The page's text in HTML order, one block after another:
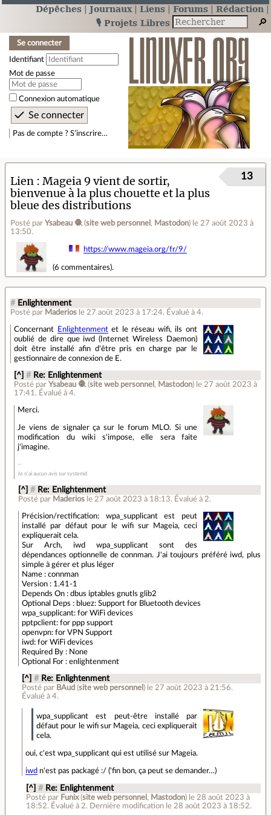
Dépêches Journaux Liens Forums
Rédaction
🎙️ Projets Libres
Se connecter
Identifiant
Mot de passe
Connexion automatique
Pas de compte ? S’inscrire…
Lien
Mageia 9 vient de sortir,
bienvenue à la plus chouette et la plus
bleue des distributions
Posté par Ysabeau 🧶 (site web personnel , Mastodon) le 27 août 2023 à
13:50.
13
https://www.mageia.org/fr/9/
(6 commentaires).
# Enlightenment
Posté par Maderios le 27 août 2023 à 17:24. Évalué à 4.
Concernant Enlightenmentet le réseau wifi, ils ont
oublié de dire que iwd (Internet Wireless Daemon)
doit être installé afin d'être pris en charge par le
gestionnaire de connexion de E.
[^] # Re: Enlightenment
Posté par Ysabeau 🧶 (site web personnel , Mastodon) le 27 août 2023 à
17:41 . Évalué à4.
Merci.
Je viens de signaler ça sur le forum MLO. Si une
modification du wiki s'impose, elle sera faite
j'imagine.
Je n’ai aucun avis sur systemd
[^] # Re: Enlightenment
Posté par Maderios le 27 août 2023 à 18:13. Évalué à 2.
Précision/rectification: wpa_supplicant est peut
installé par défaut pour le wifi sur Mageia, ceci
expliquerait cela.
Sur Arch, iwd wpa_supplicant sont des
dépendances optionnelle de connman. J'ai toujours préféré iwd, plus
simple à gérer et plus léger
Name : connman
Version : 1.41-1
Depends On : dbus iptables gnutls glib2
Optional Deps : bluez: Support for Bluetooth devices
wpa_supplicant: for WiFi devices
pptpclient: for ppp support
openvpn: for VPN Support
iwd: for WiFi devices
Required By : None
Optional For : enlightenment
[^] # Re: Enlightenment
Posté par BAud (site web personnel ) le 27 août 2023 à 21:56.
Évalué à4.
wpa_supplicant est peut-être installé par
défaut pour le wifi sur Mageia, ceci expliquerait
cela.
oui, c'est wpa_supplicant qui est utilisé sur Mageia.
iwd n'est pas packagé :/ ('fin bon, ça peut se demander…)
[^] # Re: Enlightenment
Posté par Funix(site web personnel , Mastodon) le 28 août 2023 à
18:52. Évalué à 2. Dernière modification le 28 août 2023 à 18:52.